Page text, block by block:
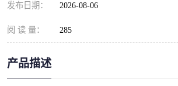
发布日期： 2026-08-06
阅 读 量： 285
产品描述